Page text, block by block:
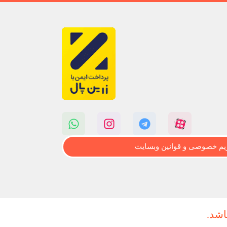
خصوصی و قوانین وبسایت